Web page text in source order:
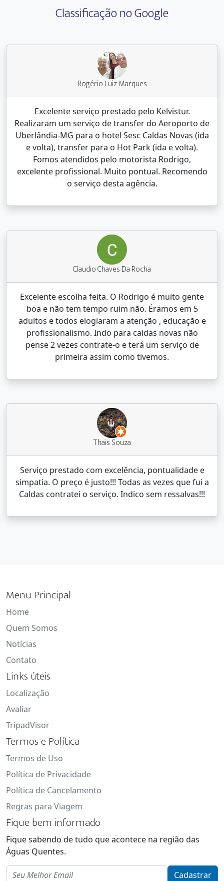
Classificação no Google
Rogério Luiz Marques
Excelente serviço prestado pelo Kelvistur.
Realizaram um serviço de transfer do Aeroporto de
Uberlândia-MG para o hotel Sesc Caldas Novas (ida
e volta), transfer para o Hot Park (ida e volta).
Fomos atendidos pelo motorista Rodrigo,
excelente profissional. Muito pontual. Recomendo
o serviço desta agência.
Claudio Chaves Da Rocha
Excelente escolha feita. O Rodrigo é muito gente
boa e não tem tempo ruim não. Éramos em 5
adultos e todos elogiaram a atenção , educação e
profissionalismo. Indo para caldas novas não
pense 2 vezes contrate-o e terá um serviço de
primeira assim como tivemos.
Thais Souza
Serviço prestado com excelência, pontualidade e
simpatia. O preço é justo!!! Todas as vezes que fui a
Caldas contratei o serviço. Indico sem ressalvas!!!
Menu Principal
Home
Quem Somos
Notícias
Contato
Links úteis
Localização
Avaliar
TripadVisor
Termos e Política
Termos de Uso
Política de Privacidade
Política de Cancelamento
Regras para Viagem
Fique bem informado
Fique sabendo de tudo que acontece na região das
Águas Quentes.
Email
Cadastrar